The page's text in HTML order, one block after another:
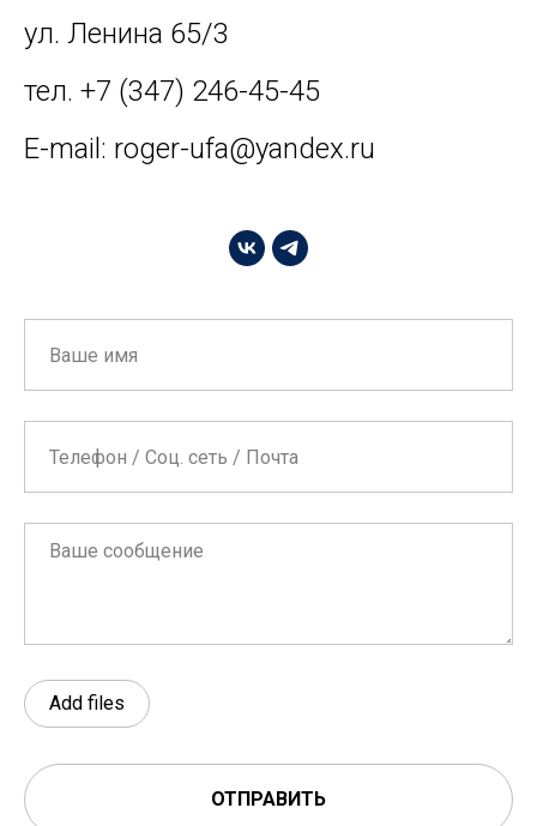
ул. Ленина 65/3
тел. +7 (347) 246-45-45
E-mail: roger-ufa@yandex.ru
Add files
ОТПРАВИТЬ